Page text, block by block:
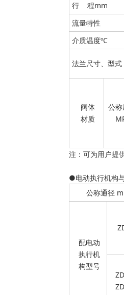
行 程mm
流量特性
介质温度ºC
法兰尺寸、型式
阀体
材质
公称
注：可为用户提
●电动执行机构
公称通径
配电动
执行机
构型号